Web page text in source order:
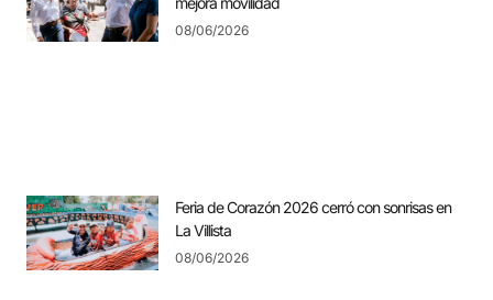
08/06/2026
Feria de Corazón 2026 cerró con sonrisas en
La Villista
08/06/2026